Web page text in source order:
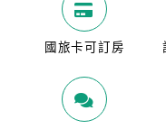
國旅卡可訂房